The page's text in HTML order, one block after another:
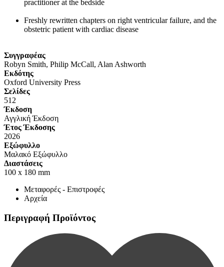
practitioner at the bedside
Freshly rewritten chapters on right ventricular failure, and the
obstetric patient with cardiac disease
Συγγραφέας
Robyn Smith, Philip McCall, Alan Ashworth
Eκδότης
Oxford University Press
Σελίδες
512
Έκδοση
Αγγλική Έκδοση
Έτος Έκδοσης
2026
Εξώφυλλο
Μαλακό Εξώφυλλο
Διαστάσεις
100 x 180 mm
Μεταφορές - Επιστροφές
Αρχεία
Περιγραφή Προϊόντος